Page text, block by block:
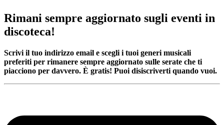
Rimani sempre aggiornato sugli eventi in
discoteca!
Scrivi il tuo indirizzo email e scegli i tuoi generi musicali
preferiti per rimanere sempre aggiornato sulle serate che ti
piacciono per davvero. È gratis! Puoi disiscriverti quando vuoi.